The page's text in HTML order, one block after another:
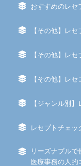
おすすめのレセ
【その他】レ
【その他】レ
【その他】レ
【ジャンル別
レセプトチェッ
リーズナブル
医療事務の人的